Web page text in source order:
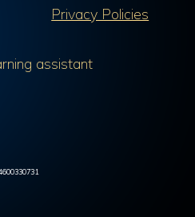
Privacy Policies
assistant